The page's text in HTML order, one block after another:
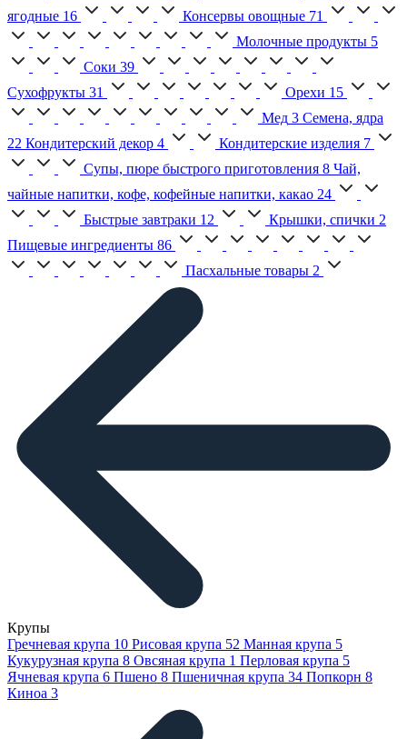
ягодные 16 Консервы овощные 71
Молочные продукты 5
Соки 39
Сухофрукты 31 Орехи 15
Мед 3 Семена, ядра
22 Кондитерский декор 4 Кондитерские изделия 7
Супы, пюре быстрого приготовления 8 Чай,
чайные напитки, кофе, кофейные напитки, какао 24
Быстрые завтраки 12 Крышки, спички 2
Пищевые ингредиенты 86
Пасхальные товары 2
Крупы
Гречневая крупа 10 Рисовая крупа 52 Манная крупа 5
Кукурузная крупа 8 Овсяная крупа 1 Перловая крупа 5
Ячневая крупа 6 Пшено 8 Пшеничная крупа 34 Попкорн 8
Киноа 3